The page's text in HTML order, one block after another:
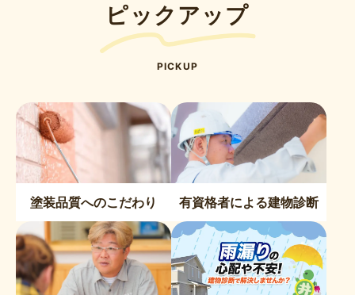
ピックアップ
PICKUP
塗装品質へのこだわり 有資格者による建物診断